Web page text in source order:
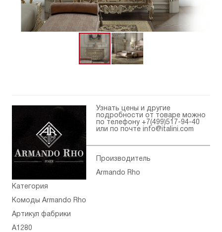
Узнать цены и другие
подробности от товаре можно
по телефону +7(499)517-94-40
или по почте
info@italini.com
Производитель
Armando Rho
Категория
Комоды Armando Rho
Артикул фабрики
A1280